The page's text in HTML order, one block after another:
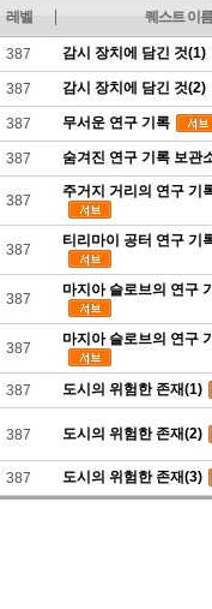
레벨 퀘스트 이름
387 감시 장치에 담긴 것(1)
387 감시 장치에 담긴 것(2)
387 무서운 연구 기록
387 숨겨진 연구 기록 보관
387
주거지 거리의 연구 기
387
티리마이 공터 연구 기
387
마지아 슬로브의 연구
387
마지아 슬로브의 연구
387 도시의 위험한 존재(1)
387 도시의 위험한 존재(2)
387 도시의 위험한 존재(3)